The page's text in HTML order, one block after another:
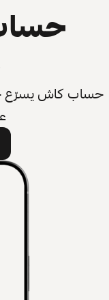
حساب كاش يسرّع